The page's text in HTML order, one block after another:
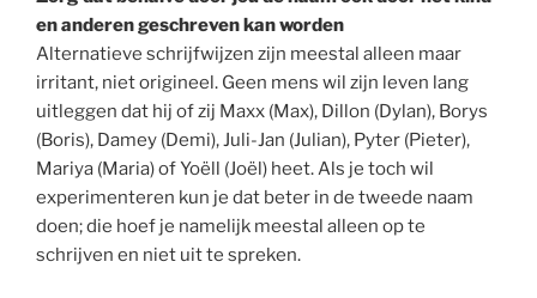
en anderen geschreven kan worden
Alternatieve schrijfwijzen zijn meestal alleen maar
irritant, niet origineel. Geen mens wil zijn leven lang
uitleggen dat hij of zij Maxx (Max), Dillon (Dylan), Borys
(Boris), Damey (Demi), Juli-Jan (Julian), Pyter (Pieter),
Mariya (Maria) of Yoëll (Joël) heet. Als je toch wil
experimenteren kun je dat beter in de tweede naam
doen; die hoef je namelijk meestal alleen op te
schrijven en niet uit te spreken.